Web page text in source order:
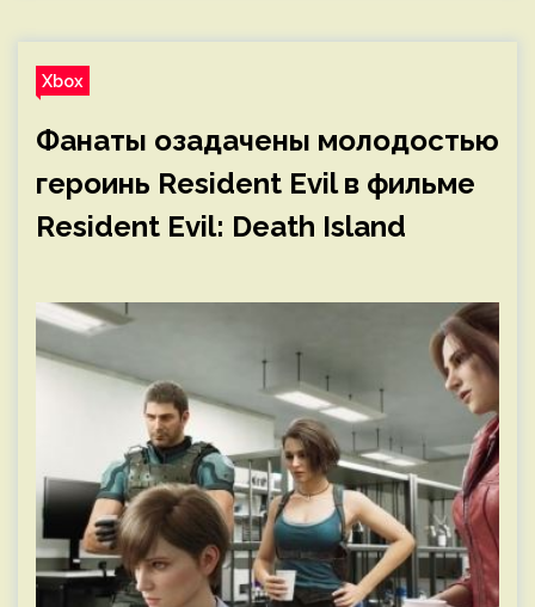
Xbox
Фанаты озадачены молодостью
героинь Resident Evil в фильме
Resident Evil: Death Island